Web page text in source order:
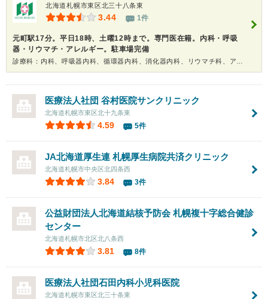
北海道札幌市東区北三十八条東
3.44 1件
元町駅17分。平日18時、土曜12時まで。専門医在籍。内科・呼吸
器・リウマチ・アレルギー。駐車場完備
医療法人社団 谷村医院サンクリニック
北海道札幌市東区北十九条東
4.59 5件
JA北海道厚生連 札幌厚生病院共済クリニック
北海道札幌市中央区北四条西
3.84 3件
公益財団法人北海道結核予防会札幌複十字総合健診
センター
北海道札幌市北区北八条西
3.81 8件
医療法人社団石田内科小児科医院
北海道札幌市東区北三十条東